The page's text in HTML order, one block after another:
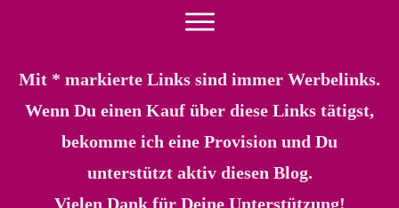
Mit * markierte Links sind immer Werbelinks.
Wenn Du einen Kauf über diese Links tätigst,
bekomme ich eine Provision und Du
unterstützt aktiv diesen Blog.
Vielen Dank für Deine Unterstützung!